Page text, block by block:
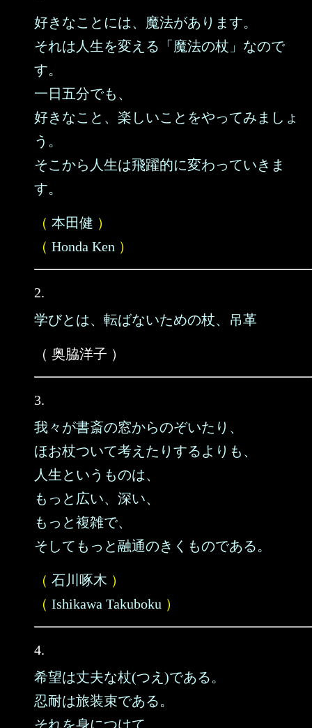
好きなことには、魔法があります。
それは人生を変える「魔法の杖」なので
す。
一日五分でも、
好きなこと、楽しいことをやってみましょ
う。
そこから人生は飛躍的に変わっていきま
す。
（ 本田健 ）
（ Honda Ken ）
2.
学びとは、転ばないための杖、吊革
（ 奥脇洋子 ）
3.
我々が書斎の窓からのぞいたり、
ほお杖ついて考えたりするよりも、
人生というものは、
もっと広い、深い、
もっと複雑で、
そしてもっと融通のきくものである。
（ 石川啄木 ）
（ Ishikawa Takuboku ）
4.
希望は丈夫な杖(つえ)である。
忍耐は旅装束である。
それを身につけて、